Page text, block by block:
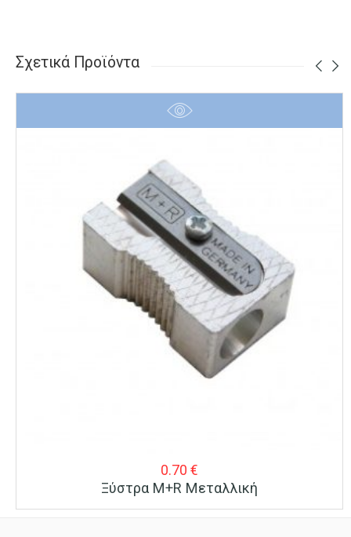
Σχετικά Προϊόντα
0.70 €
Ξύστρα M+R Μεταλλική